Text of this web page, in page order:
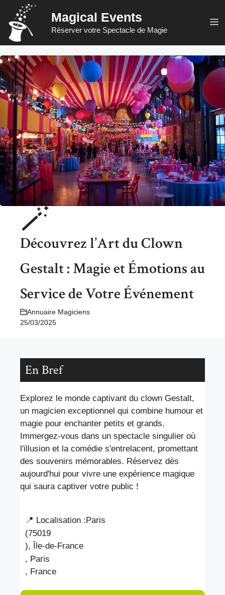
contenu
Magical Events
Réserver votre Spectacle de Magie
🪄
Découvrez l’Art du Clown
Gestalt : Magie et Émotions au
Service de Votre Événement
Annuaire Magiciens
25/03/2025
En Bref
Explorez le monde captivant du clown Gestalt,
un magicien exceptionnel qui combine humour et
magie pour enchanter petits et grands.
Immergez-vous dans un spectacle singulier où
l'illusion et la comédie s'entrelacent, promettant
des souvenirs mémorables. Réservez dès
aujourd'hui pour vivre une expérience magique
qui saura captiver votre public !
📍 Localisation : Paris
(75019
), Île-de-France
, Paris
, France